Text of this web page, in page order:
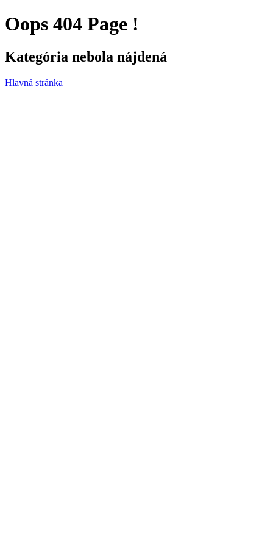
Oops 404 Page !
Kategória nebola nájdená
Hlavná stránka